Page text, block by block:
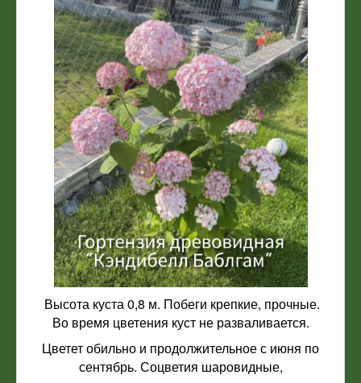
Высота куста 0,8 м. Побеги крепкие, прочные.
Во время цветения куст не разваливается.
Цветет обильно и продолжительное с июня по
сентябрь. Соцветия шаровидные,